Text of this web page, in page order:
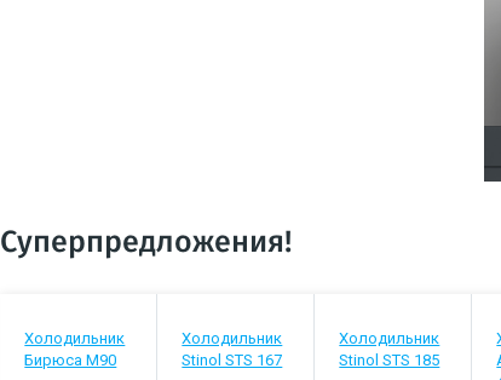
Суперпредложения!
Холодильник
Бирюса М90
Холодильник
Stinol STS 167
Холодильник
Stinol STS 185